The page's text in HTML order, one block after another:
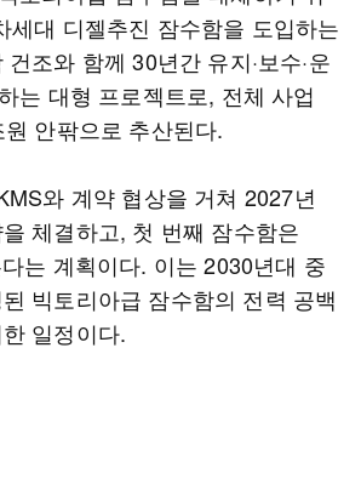
세대 디젤추진 잠수함을 도입하는
조와 함께 30년간 유지·보수·운
는 대형 프로젝트로, 전체 사업
안팎으로 추산된다.
와 계약 협상을 거쳐 2027년
체결하고, 첫 번째 잠수함은
는 계획이다. 이는 2030년대 중
빅토리아급 잠수함의 전력 공백
일정이다.